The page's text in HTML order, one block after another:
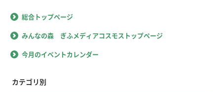
総合トップページ
みんなの森 ぎふメディアコスモストップページ
今月のイベントカレンダー
カテゴリ別